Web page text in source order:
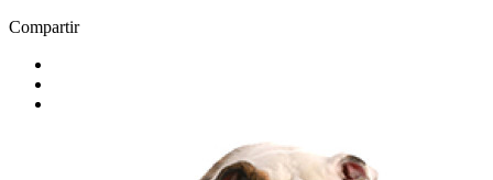
Compartir